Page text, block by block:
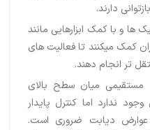
دارند.
ها و با کمک ابزارهایی مانند
کمک میکنند تا فعالیت های
تر انجام دهند.
مستقیمی میان سطح بالای
ندارد اما کنترل پایدار
عوارض دیابت ضروری است.